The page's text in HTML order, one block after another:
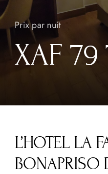
Le groupe
Prix par nuit
XAF 79
L’HOTEL LA
BONAPRISO